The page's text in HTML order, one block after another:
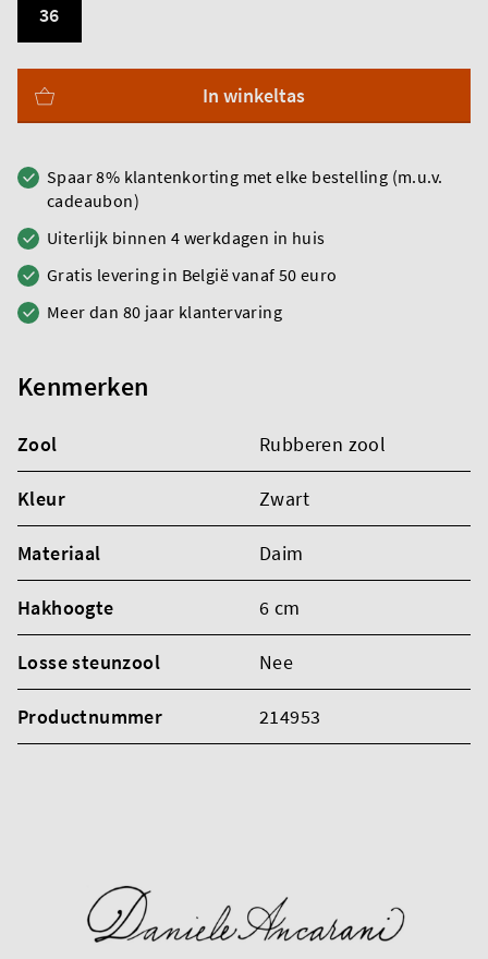
36
In winkeltas
Spaar 8% klantenkorting met elke bestelling (m.u.v.
cadeaubon)
Uiterlijk binnen 4 werkdagen in huis
Gratis levering in België vanaf 50 euro
Meer dan 80 jaar klantervaring
Kenmerken
Zool Rubberen zool
Kleur Zwart
Materiaal Daim
Hakhoogte 6 cm
Losse steunzool Nee
Productnummer 214953